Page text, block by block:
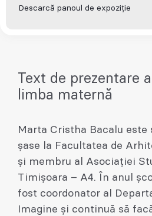
Descarcă panoul de expoziție
Text de prezentare
limba maternă
Marta Cristha Bacalu este
șase la Facultatea de
și membru al Asociației
Timișoara – A4. În anul
fost coordonator al
Imagine și continuă să